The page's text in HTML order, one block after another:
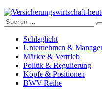
Versicherungswirtschaft-heute
Suche
nach:
Schlaglicht
Unternehmen &
Märkte & Vertrieb
Politik & Regulierung
Köpfe & Positionen
BWV-Reihe